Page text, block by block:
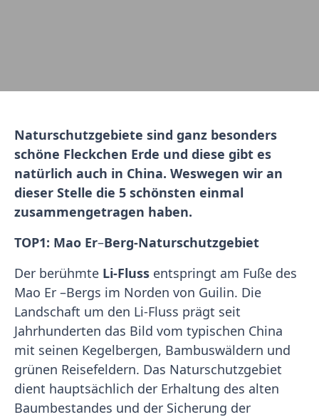
Naturschutzgebiete sind ganz besonders
schöne Fleckchen Erde und diese gibt es
natürlich auch in China. Weswegen wir an
dieser Stelle die 5 schönsten einmal
zusammengetragen haben.
TOP1: Mao Er–Berg-Naturschutzgebiet
Der berühmte Li-Fluss entspringt am Fuße des
Mao Er –Bergs im Norden von Guilin. Die
Landschaft um den Li-Fluss prägt seit
Jahrhunderten das Bild vom typischen China
mit seinen Kegelbergen, Bambuswäldern und
grünen Reisefeldern. Das Naturschutzgebiet
dient hauptsächlich der Erhaltung des alten
Baumbestandes und der Sicherung der